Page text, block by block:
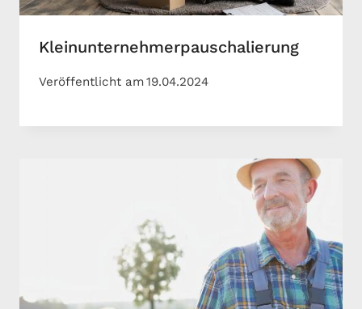
Kleinunternehmerpauschalierung
Veröffentlicht am19.04.2024